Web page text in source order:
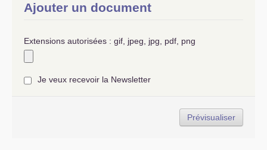
Ajouter un document
Extensions autorisées : gif, jpeg, jpg, pdf, png
Je veux recevoir la Newsletter